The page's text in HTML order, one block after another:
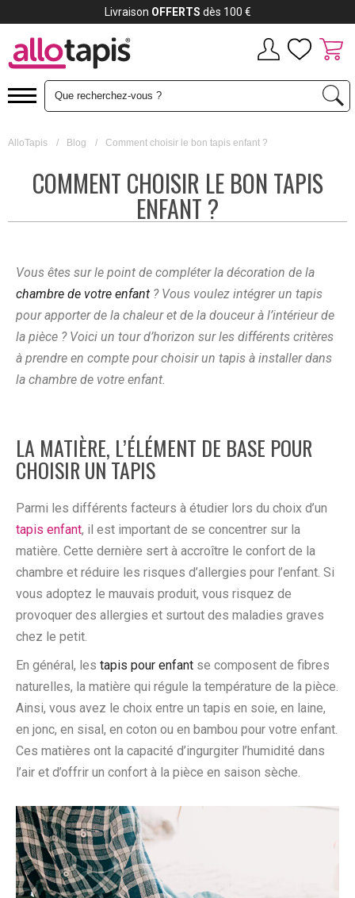
AlloTapis / Blog / Comment choisir le bon tapis enfant ?
COMMENT CHOISIR LE BON TAPIS
ENFANT ?
Vous êtes sur le point de compléter la décoration de la
chambre de votre enfant ? Vous voulez intégrer un tapis
pour apporter de la chaleur et de la douceur à l’intérieur de
la pièce ? Voici un tour d’horizon sur les différents critères
à prendre en compte pour choisir un tapis à installer dans
la chambre de votre enfant.
LA MATIÈRE, L’ÉLÉMENT DE BASE POUR
CHOISIR UN TAPIS
Parmi les différents facteurs à étudier lors du choix d’un
tapis enfant, il est important de se concentrer sur la
matière. Cette dernière sert à accroître le confort de la
chambre et réduire les risques d’allergies pour l’enfant. Si
vous adoptez le mauvais produit, vous risquez de
provoquer des allergies et surtout des maladies graves
chez le petit.
En général, les tapis pour enfant se composent de fibres
naturelles, la matière qui régule la température de la pièce.
Ainsi, vous avez le choix entre un tapis en soie, en laine,
en jonc, en sisal, en coton ou en bambou pour votre enfant.
Ces matières ont la capacité d’ingurgiter l’humidité dans
l’air et d’offrir un confort à la pièce en saison sèche.
LivraisonOFFERTSdès 100 €